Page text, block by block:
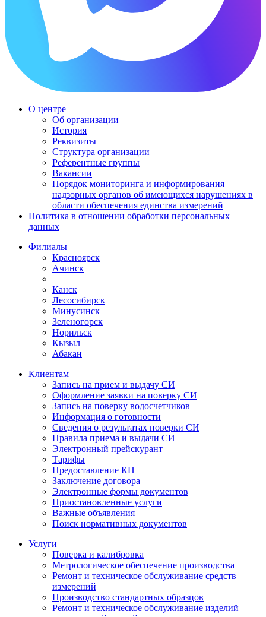
О центре
Об организации
История
Реквизиты
Структура организации
Референтные группы
Вакансии
Порядок мониторинга и информирования
надзорных органов об имеющихся нарушениях в
области обеспечения единства измерений
Политика в отношении обработки персональных
данных
Филиалы
Красноярск
Ачинск
Канск
Лесосибирск
Минусинск
Зеленогорск
Норильск
Кызыл
Абакан
Клиентам
Запись на прием и выдачу СИ
Оформление заявки на поверку СИ
Запись на поверку водосчетчиков
Информация о готовности
Сведения о результатах поверки СИ
Правила приема и выдачи СИ
Электронный прейскурант
Тарифы
Предоставление КП
Заключение договора
Электронные формы документов
Приостановленные услуги
Важные объявления
Поиск нормативных документов
Услуги
Поверка и калибровка
Метрологическое обеспечение производства
Ремонт и техническое обслуживание средств
измерений
Производство стандартных образцов
Ремонт и техническое обслуживание изделий